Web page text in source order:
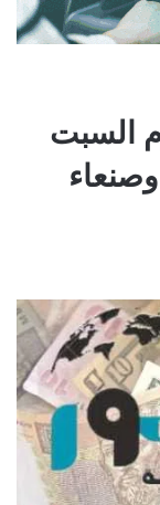
السبت